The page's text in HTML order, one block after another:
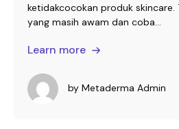
ketidakcocokan produk skincare.
yang masih awam dan coba...
Learn more
by Metaderma Admin